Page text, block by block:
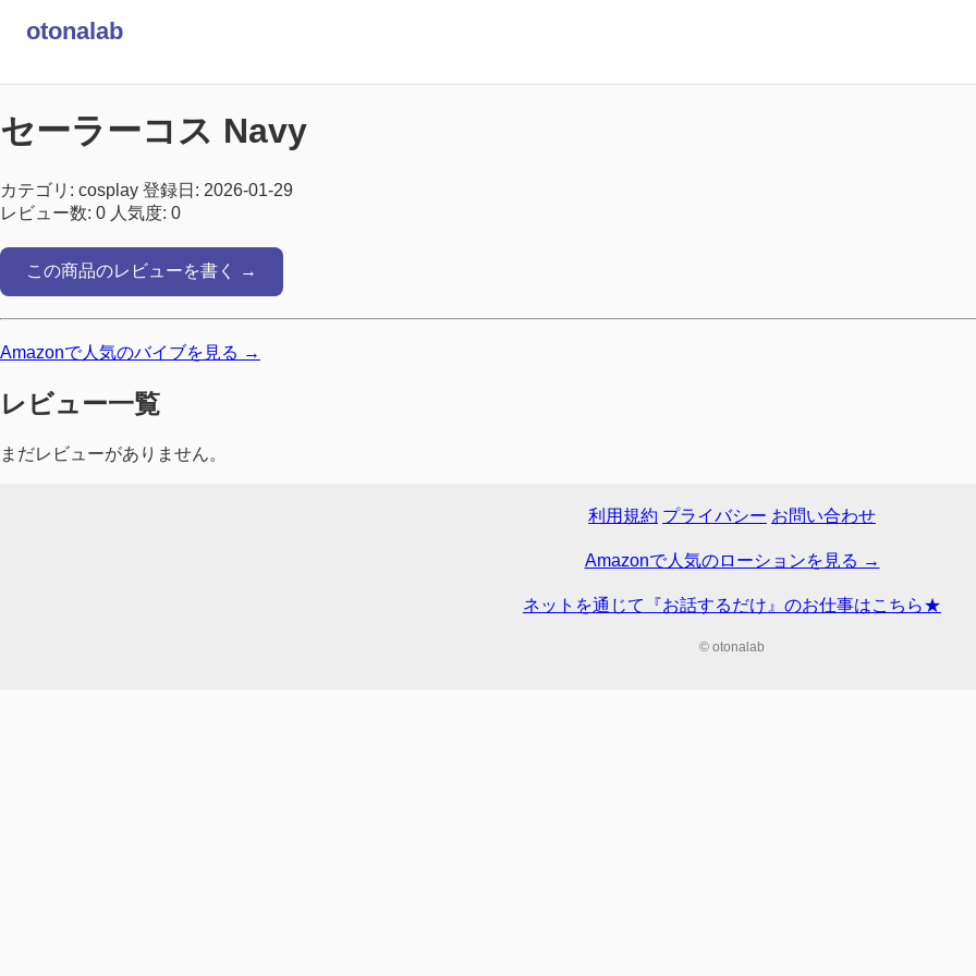
otonalab
セーラーコス Navy
カテゴリ: cosplay 登録日: 2026-01-29
レビュー数: 0 人気度: 0
この商品のレビューを書く →
Amazonで人気のバイブを見る →
レビュー一覧
まだレビューがありません。
利用規約 プライバシー お問い合わせ
Amazonで人気のローションを見る →
ネットを通じて『お話するだけ』のお仕事はこちら★
© otonalab